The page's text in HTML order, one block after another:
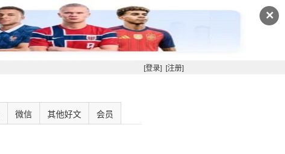
✕
[登录] [注册]
微信 其他好文 会员